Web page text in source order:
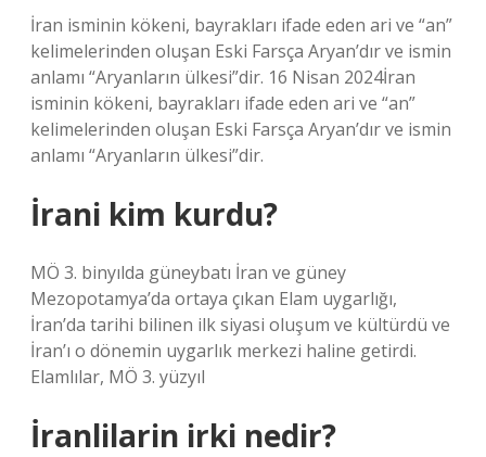
İran isminin kökeni, bayrakları ifade eden ari ve “an”
kelimelerinden oluşan Eski Farsça Aryan’dır ve ismin
anlamı “Aryanların ülkesi”dir. 16 Nisan 2024İran
isminin kökeni, bayrakları ifade eden ari ve “an”
kelimelerinden oluşan Eski Farsça Aryan’dır ve ismin
anlamı “Aryanların ülkesi”dir.
İrani kim kurdu?
MÖ 3. binyılda güneybatı İran ve güney
Mezopotamya’da ortaya çıkan Elam uygarlığı,
İran’da tarihi bilinen ilk siyasi oluşum ve kültürdü ve
İran’ı o dönemin uygarlık merkezi haline getirdi.
Elamlılar, MÖ 3. yüzyıl
İranlilarin irki nedir?